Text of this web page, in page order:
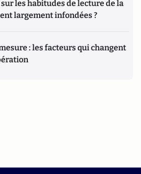
les habitudes de lecture de la
largement infondées ?
: les facteurs qui changent